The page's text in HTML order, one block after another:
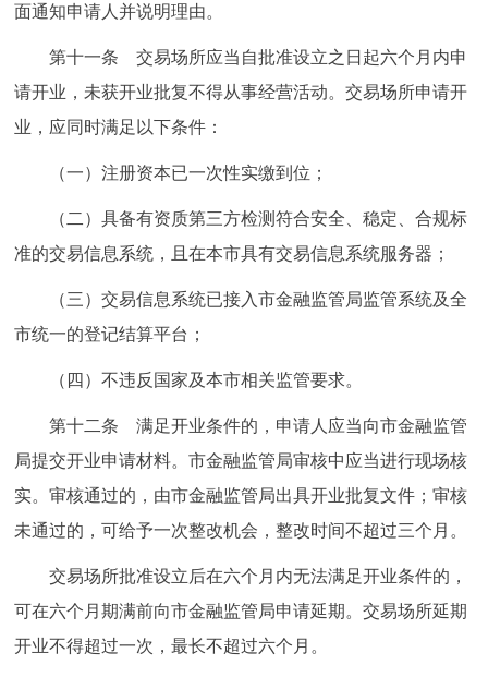
面通知申请人并说明理由。
第十一条 交易场所应当自批准设立之日起六个月内申
请开业，未获开业批复不得从事经营活动。交易场所申请开
业，应同时满足以下条件：
（一）注册资本已一次性实缴到位；
（二）具备有资质第三方检测符合安全、稳定、合规标
准的交易信息系统，且在本市具有交易信息系统服务器；
（三）交易信息系统已接入市金融监管局监管系统及全
市统一的登记结算平台；
（四）不违反国家及本市相关监管要求。
第十二条 满足开业条件的，申请人应当向市金融监管
局提交开业申请材料。市金融监管局审核中应当进行现场核
实。审核通过的，由市金融监管局出具开业批复文件；审核
未通过的，可给予一次整改机会，整改时间不超过三个月。
交易场所批准设立后在六个月内无法满足开业条件的，
可在六个月期满前向市金融监管局申请延期。交易场所延期
开业不得超过一次，最长不超过六个月。